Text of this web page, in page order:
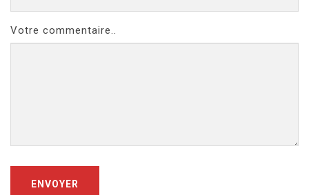
Votre commentaire..
ENVOYER